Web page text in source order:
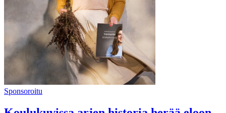
Sponsoroitu